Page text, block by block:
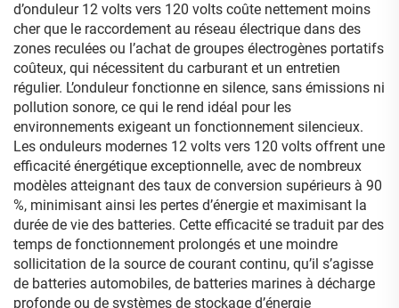
d’onduleur 12 volts vers 120 volts coûte nettement moins
cher que le raccordement au réseau électrique dans des
zones reculées ou l’achat de groupes électrogènes portatifs
coûteux, qui nécessitent du carburant et un entretien
régulier. L’onduleur fonctionne en silence, sans émissions ni
pollution sonore, ce qui le rend idéal pour les
environnements exigeant un fonctionnement silencieux.
Les onduleurs modernes 12 volts vers 120 volts offrent une
efficacité énergétique exceptionnelle, avec de nombreux
modèles atteignant des taux de conversion supérieurs à 90
%, minimisant ainsi les pertes d’énergie et maximisant la
durée de vie des batteries. Cette efficacité se traduit par des
temps de fonctionnement prolongés et une moindre
sollicitation de la source de courant continu, qu’il s’agisse
de batteries automobiles, de batteries marines à décharge
profonde ou de systèmes de stockage d’énergie